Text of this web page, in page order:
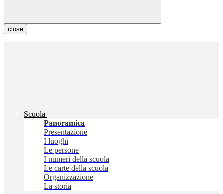
close
Scuola
Panoramica
Presentazione
I luoghi
Le persone
I numeri della scuola
Le carte della scuola
Organizzazione
La storia